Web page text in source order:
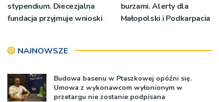
stypendium. Diecezjalna
fundacja przyjmuje wnioski
burzami. Alerty dla
Małopolski i Podkarpacia
NAJNOWSZE
Budowa basenu w Ptaszkowej opóźni się.
Umowa z wykonawcom wyłonionym w
przetargu nie zostanie podpisana